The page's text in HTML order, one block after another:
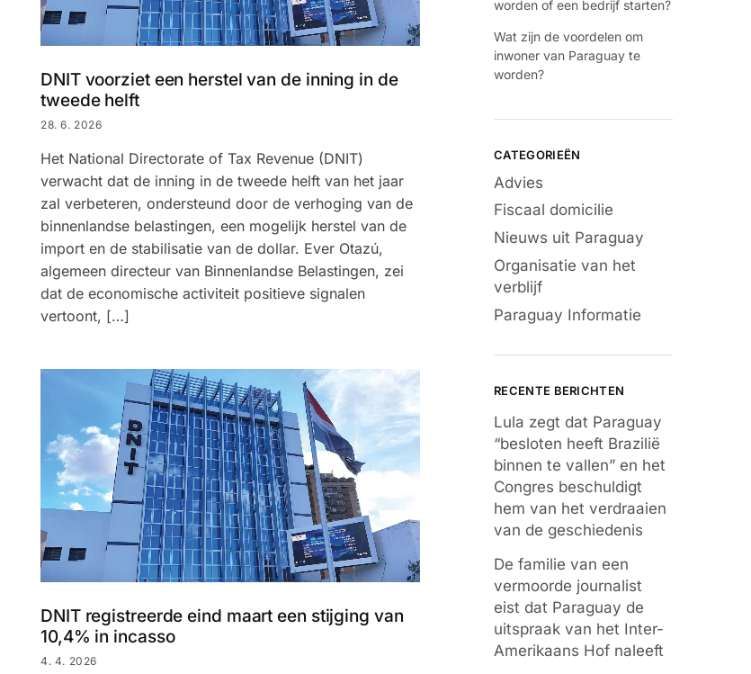
DNIT voorziet een herstel van de inning in de
tweede helft
28. 6. 2026
Het National Directorate of Tax Revenue (DNIT)
verwacht dat de inning in de tweede helft van het jaar
zal verbeteren, ondersteund door de verhoging van de
binnenlandse belastingen, een mogelijk herstel van de
import en de stabilisatie van de dollar. Ever Otazú,
algemeen directeur van Binnenlandse Belastingen, zei
dat de economische activiteit positieve signalen
vertoont, […]
DNIT registreerde eind maart een stijging van
10,4% in incasso
4. 4. 2026
worden of een bedrijf starten?
Wat zijn de voordelen om
inwoner van Paraguay te
worden?
CATEGORIEËN
Advies
Fiscaal domicilie
Nieuws uit Paraguay
Organisatie van het
verblijf
Paraguay Informatie
RECENTE BERICHTEN
Lula zegt dat Paraguay
“besloten heeft Brazilië
binnen te vallen” en het
Congres beschuldigt
hem van het verdraaien
van de geschiedenis
De familie van een
vermoorde journalist
eist dat Paraguay de
uitspraak van het Inter-
Amerikaans Hof naleeft